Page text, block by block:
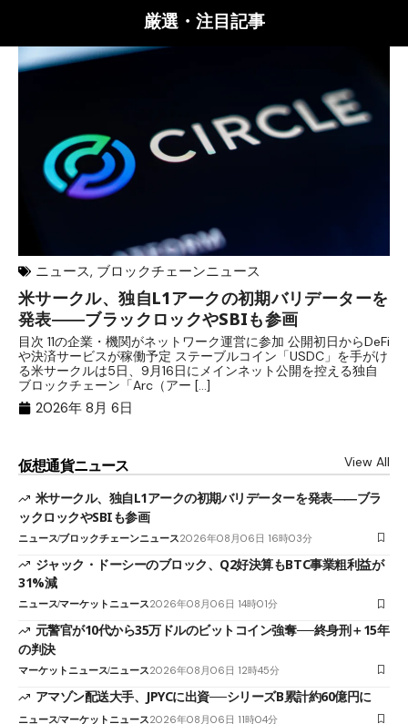
厳選・注目記事
ニュース, ブロックチェーンニュース
米サークル、独自L1アークの初期バリデーターを
発表――ブラックロックやSBIも参画
目次 11の企業・機関がネットワーク運営に参加 公開初日からDeFi
や決済サービスが稼働予定 ステーブルコイン「USDC」を手がけ
る米サークルは5日、9月16日にメインネット公開を控える独自
ブロックチェーン「Arc（アー […]
2026年 8月 6日
仮想通貨ニュース View All
米サークル、独自L1アークの初期バリデーターを発表――ブラ
ックロックやSBIも参画
ニュースブロックチェーンニュース2026年08月06日 16時03分
ジャック・ドーシーのブロック、Q2好決算もBTC事業粗利益が
31%減
ニュースマーケットニュース2026年08月06日 14時01分
元警官が10代から35万ドルのビットコイン強奪──終身刑＋15年
の判決
マーケットニュースニュース2026年08月06日 12時45分
アマゾン配送大手、JPYCに出資──シリーズB累計約60億円に
ニュースマーケットニュース2026年08月06日 11時04分